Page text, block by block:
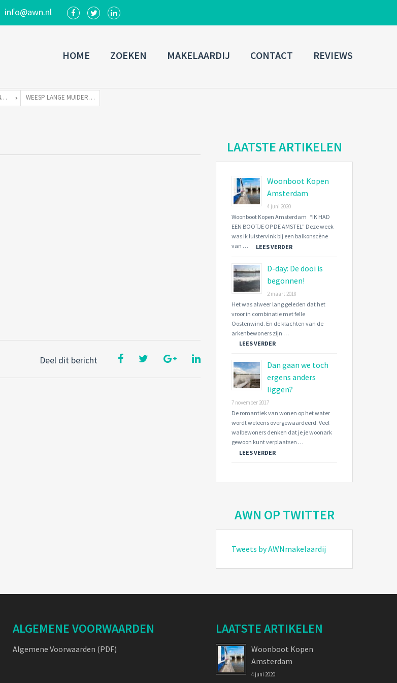
info@awn.nl
Username
Connect with:
Forgot
password? SIGN IN
Remember me
HOME ZOEKEN MAKELAARDIJ CONTACT REVIEWS
LANGE MUIDERWEG 544 TE 1382 LC WEESP WEESP LANGE MUIDERWEG 544 41
Deel dit bericht
LAATSTE ARTIKELEN
Woonboot Kopen
Amsterdam
4 juni 2020
Woonboot Kopen Amsterdam “IK HAD
EEN BOOTJE OP DE AMSTEL” Deze week
was ik luistervink bij een balkonscène
van …
LEES VERDER
D-day: De dooi is
begonnen!
2 maart 2018
Het was alweer lang geleden dat het
vroor in combinatie met felle
Oostenwind. En de klachten van de
arkenbewoners zijn …
LEES VERDER
Dan gaan we toch
ergens anders
liggen?
7 november 2017
De romantiek van wonen op het water
wordt weleens overgewaardeerd. Veel
walbewoners denken dat je je woonark
gewoon kunt verplaatsen …
LEES VERDER
AWN OP TWITTER
Tweets by AWNmakelaardij
ALGEMENE VOORWAARDEN
Algemene Voorwaarden (PDF)
LAATSTE ARTIKELEN
Woonboot Kopen
Amsterdam
4 juni 2020